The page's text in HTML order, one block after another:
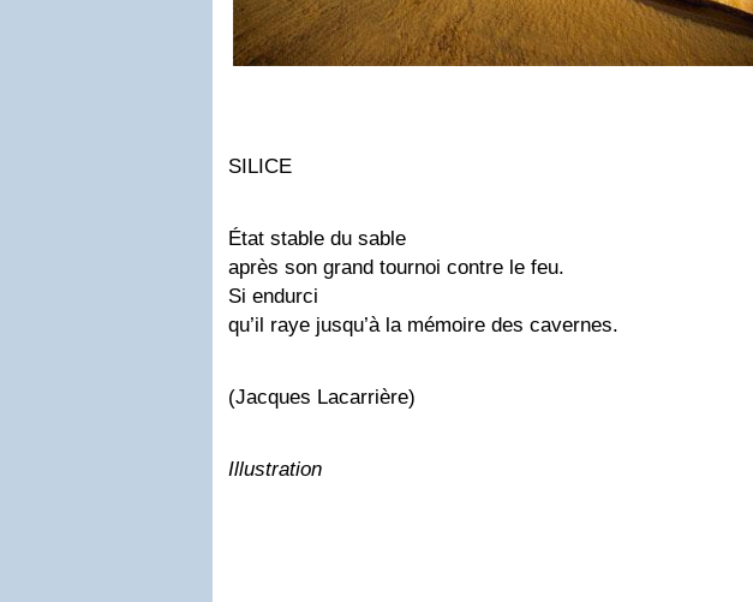
SILICE
État stable du sable
après son grand tournoi contre le feu.
Si endurci
qu’il raye jusqu’à la mémoire des cavernes.
(Jacques Lacarrière)
Illustration